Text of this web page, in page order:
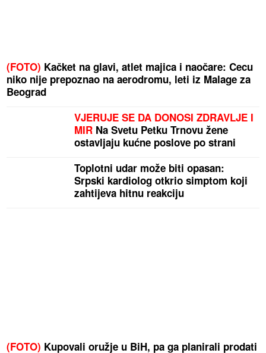
(FOTO) Kačket na glavi, atlet majica i naočare: Cecu
niko nije prepoznao na aerodromu, leti iz Malage za
Beograd
VJERUJE SE DA DONOSI ZDRAVLJE I
MIR Na Svetu Petku Trnovu žene
ostavljaju kućne poslove po strani
Toplotni udar može biti opasan:
Srpski kardiolog otkrio simptom koji
zahtijeva hitnu reakciju
(FOTO) Kupovali oružje u BiH, pa ga planirali prodati